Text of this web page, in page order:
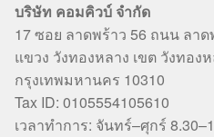
บริษัท คอมคิวบ์ จำกัด
17 ซอย ลาดพร้าว 56 ถนน ลาด
แขวง วังทองหลาง เขต วังทอง
กรุงเทพมหานคร 10310
Tax ID: 0105554105610
เวลาทำการ: จันทร์–ศุกร์